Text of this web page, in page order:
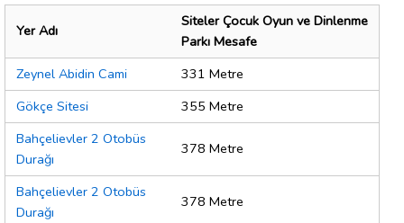
Yer Adı
Siteler Çocuk Oyun ve Dinlenme
Parkı Mesafe
Zeynel Abidin Cami
331 Metre
Gökçe Sitesi
355 Metre
Bahçelievler 2 Otobüs
Durağı
378 Metre
Bahçelievler 2 Otobüs
Durağı
378 Metre